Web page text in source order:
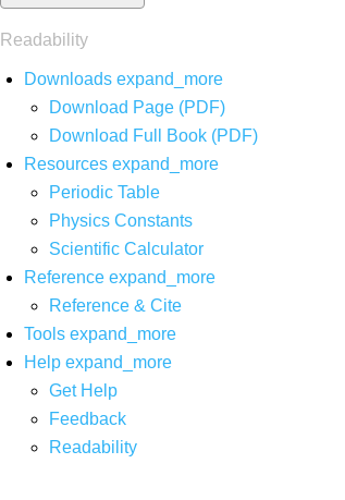
Readability
Downloads expand_more
Download Page (PDF)
Download Full Book (PDF)
Resources expand_more
Periodic Table
Physics Constants
Scientific Calculator
Reference expand_more
Reference & Cite
Tools expand_more
Help expand_more
Get Help
Feedback
Readability